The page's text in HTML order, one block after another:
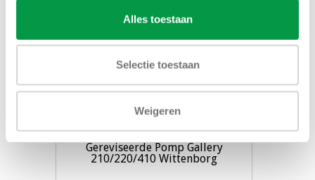
Alles toestaan
Selectie toestaan
Weigeren
Gereviseerde Pomp Gallery
210/220/410 Wittenborg